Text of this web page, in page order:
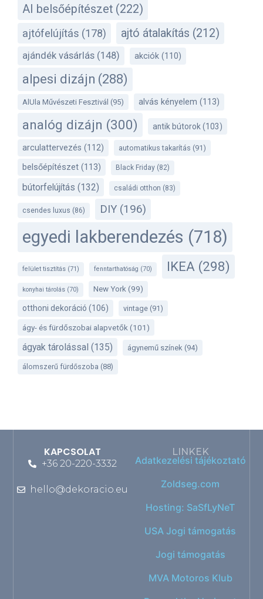
AI belsőépítészet (222)
ajtófelújítás (178) ajtó átalakítás (212)
ajándék vásárlás (148) akciók (110)
alpesi dizájn (288)
AlUla Művészeti Fesztivál (95) alvás kényelem (113)
analóg dizájn (300) antik bútorok (103)
arculattervezés (112) automatikus takarítás (91)
belsőépítészet (113) Black Friday (82)
bútorfelújítás (132) családi otthon (83)
csendes luxus (86) DIY (196)
egyedi lakberendezés (718)
felület tisztítás (71) fenntarthatóság (70) IKEA (298)
konyhai tárolás (70) New York (99)
otthoni dekoráció (106) vintage (91)
ágy- és fürdőszobai alapvetők (101)
ágyak tárolással (135) ágynemű színek (94)
álomszerű fürdőszoba (88)
KAPCSOLAT
+36 20-220-3332
hello@dekoracio.eu
LINKEK
Adatkezelési tájékoztató
Zoldseg.com
Hosting: SaSfLyNeT
USA Jogi támogatás
Jogi támogatás
MVA Motoros Klub